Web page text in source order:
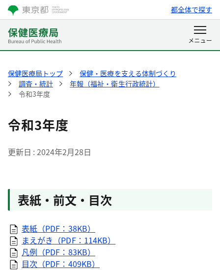
都全体で探す
保健医療局トップ
保健・医療を支える体制づくり
調査・統計
年報（福祉・衛生行政統計）
令和3年度
令和3年度
更新日 2024年2月28日
表紙・前文・目次
表紙（PDF：38KB）
まえがき（PDF：114KB）
凡例（PDF：83KB）
目次（PDF：409KB）